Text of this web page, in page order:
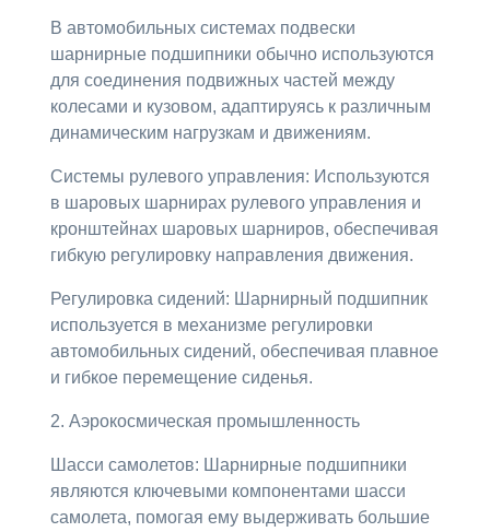
В автомобильных системах подвески
шарнирные подшипники обычно используются
для соединения подвижных частей между
колесами и кузовом, адаптируясь к различным
динамическим нагрузкам и движениям.
Системы рулевого управления: Используются
в шаровых шарнирах рулевого управления и
кронштейнах шаровых шарниров, обеспечивая
гибкую регулировку направления движения.
Регулировка сидений: Шарнирный подшипник
используется в механизме регулировки
автомобильных сидений, обеспечивая плавное
и гибкое перемещение сиденья.
2. Аэрокосмическая промышленность
Шасси самолетов: Шарнирные подшипники
являются ключевыми компонентами шасси
самолета, помогая ему выдерживать большие